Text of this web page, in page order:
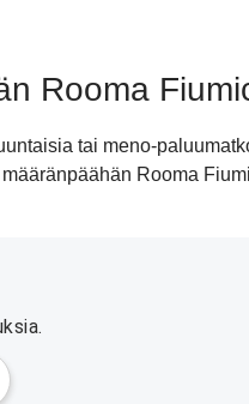
Rooma
tai meno-
Rooma